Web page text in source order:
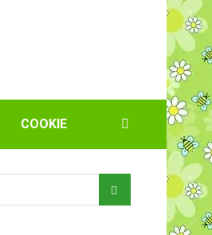
COOKIE